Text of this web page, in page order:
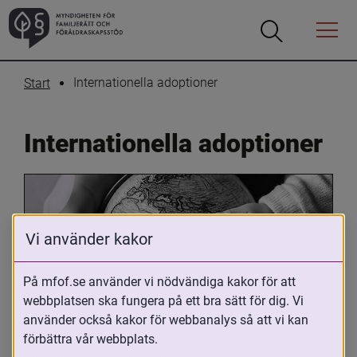
Öppna
Öppna
Menyn
Start Internationella adoptioner
Internationella adoptioner
Oavsett om du är adopterad,
adoptivförälder eller arbetar med
Vi använder kakor
På mfof.se använder vi nödvändiga kakor för att
webbplatsen ska fungera på ett bra sätt för dig. Vi
använder också kakor för webbanalys så att vi kan
förbättra vår webbplats.